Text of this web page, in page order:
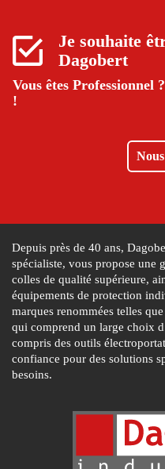
Je souhaite
Dagobert
Vous êtes Professionnel ?
!
Depuis près de 40 ans,
spécialiste, vous propose une
colles de qualité supérieure,
équipements de protection
marques renommées telles
qui comprend un large choix
compris des outils
confiance pour des solutions
besoins.